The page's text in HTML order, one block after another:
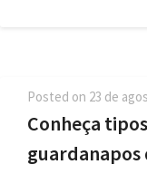
Posted on 23 de
Conheça
guardanapos